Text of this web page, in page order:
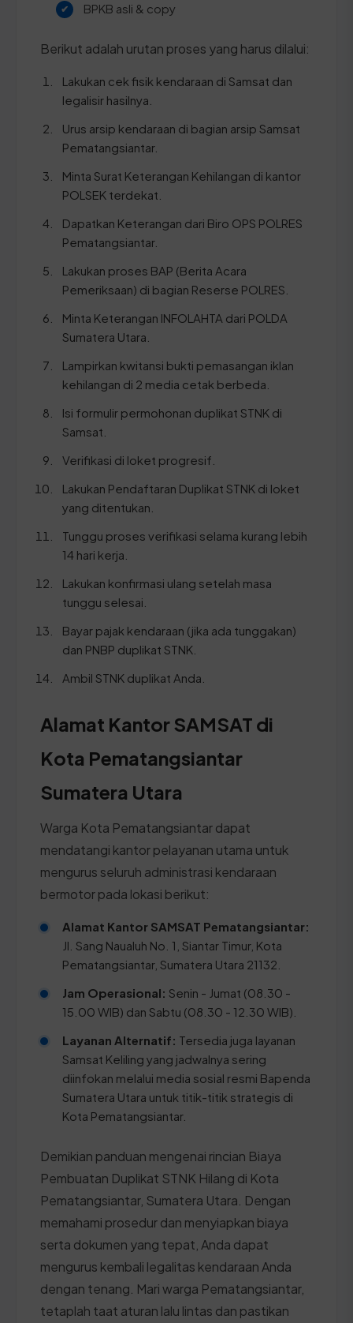
BPKB asli & copy
Berikut adalah urutan proses yang harus dilalui:
Lakukan cek fisik kendaraan di Samsat dan
legalisir hasilnya.
Urus arsip kendaraan di bagian arsip Samsat
Pematangsiantar.
Minta Surat Keterangan Kehilangan di kantor
POLSEK terdekat.
Dapatkan Keterangan dari Biro OPS POLRES
Pematangsiantar.
Lakukan proses BAP (Berita Acara
Pemeriksaan) di bagian Reserse POLRES.
Minta Keterangan INFOLAHTA dari POLDA
Sumatera Utara.
Lampirkan kwitansi bukti pemasangan iklan
kehilangan di 2 media cetak berbeda.
Isi formulir permohonan duplikat STNK di
Samsat.
Verifikasi di loket progresif.
Lakukan Pendaftaran Duplikat STNK di loket
yang ditentukan.
Tunggu proses verifikasi selama kurang lebih
14 hari kerja.
Lakukan konfirmasi ulang setelah masa
tunggu selesai.
Bayar pajak kendaraan (jika ada tunggakan)
dan PNBP duplikat STNK.
Ambil STNK duplikat Anda.
Alamat Kantor SAMSAT di
Kota Pematangsiantar
Sumatera Utara
Warga Kota Pematangsiantar dapat
mendatangi kantor pelayanan utama untuk
mengurus seluruh administrasi kendaraan
bermotor pada lokasi berikut:
Alamat Kantor SAMSAT Pematangsiantar:
Jl. Sang Naualuh No. 1, Siantar Timur, Kota
Pematangsiantar, Sumatera Utara 21132.
Jam Operasional: Senin - Jumat (08.30 -
15.00 WIB) dan Sabtu (08.30 - 12.30 WIB).
Layanan Alternatif: Tersedia juga layanan
Samsat Keliling yang jadwalnya sering
diinfokan melalui media sosial resmi Bapenda
Sumatera Utara untuk titik-titik strategis di
Kota Pematangsiantar.
Demikian panduan mengenai rincian Biaya
Pembuatan Duplikat STNK Hilang di Kota
Pematangsiantar, Sumatera Utara. Dengan
memahami prosedur dan menyiapkan biaya
serta dokumen yang tepat, Anda dapat
mengurus kembali legalitas kendaraan Anda
dengan tenang. Mari warga Pematangsiantar,
tetaplah taat aturan lalu lintas dan pastikan